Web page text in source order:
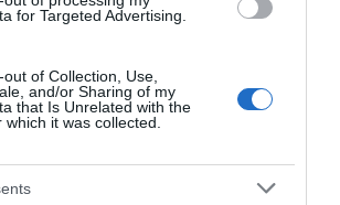
for Targeted Advertising.
of Collection, Use,
and/or Sharing of my
that Is Unrelated with the
it was collected.
oldalán osztotta meg a szakítás tényét.
valami megváltozott. Nem szeretnék
szeretném megőrizni a szép
Petinek az együtt töltött szép
Tisztelettel a közös múltunkra
búcsút mondani egymásnak és
a szép pillanatokat, és